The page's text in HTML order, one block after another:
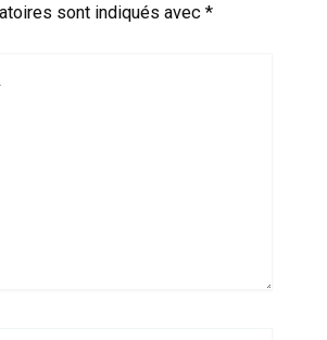
sont indiqués avec *